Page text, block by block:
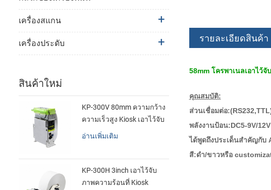
รายละเอียดสินค้า
58mm โครพาเนลเอาไว้
คุณสมบัติ:
ส่วนเชื่อมต่อ
พลังงานป้อน:DC5-9V/12V
ได้พูดถึงประเด็นสำคัญกับ
สี:ดำ/ขาวหรือ
เครื่องสแกน
เครื่องประดับ
สินค้าใหม่
KP-300V 80mm ความกว้าง
ความเร็วสูง Kiosk เอาไว้จับ
ภาพความร้อนที่เครื่องพิมพ์
อ่านเพิ่มเติม
KP-300H 3inch เอาไว้จับ
ภาพความร้อนที่ Kiosk